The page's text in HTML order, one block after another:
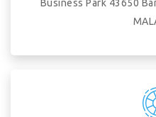
Business Park 43650